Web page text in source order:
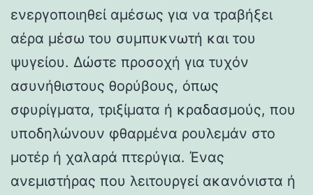
ενεργοποιηθεί αμέσως για να τραβήξει
αέρα μέσω του συμπυκνωτή και του
ψυγείου. Δώστε προσοχή για τυχόν
ασυνήθιστους θορύβους, όπως
σφυρίγματα, τριξίματα ή κραδασμούς, που
υποδηλώνουν φθαρμένα ρουλεμάν στο
μοτέρ ή χαλαρά πτερύγια. Ένας
ανεμιστήρας που λειτουργεί ακανόνιστα ή